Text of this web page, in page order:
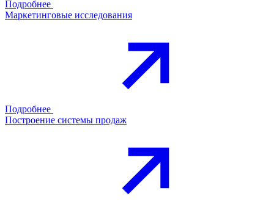
Подробнее
Маркетинговые исследования
Подробнее
Построение системы продаж